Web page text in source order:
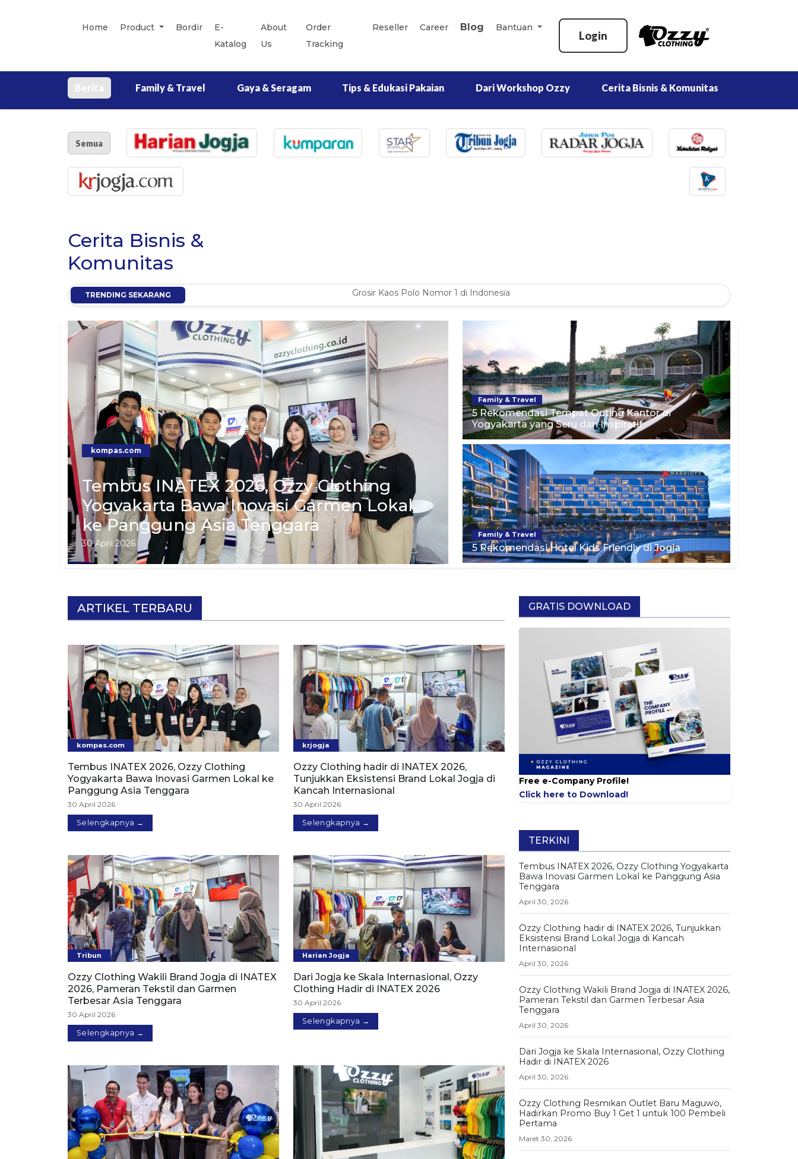
Home Product Bordir
E-
Katalog
About
Us
Order
Tracking
Reseller Career Blog Bantuan
Login
Berita Family & Travel Gaya & Seragam Tips & Edukasi Pakaian Dari Workshop Ozzy Cerita Bisnis & Komunitas
Semua
Cerita Bisnis &
Komunitas
TRENDING SEKARANG Grosir Kaos Polo Nomor 1 di Indonesia
kompas.com
Tembus INATEX 2026, Ozzy Clothing
Yogyakarta Bawa Inovasi Garmen Lokal
ke Panggung Asia Tenggara
30 April 2026
Family & Travel
5 Rekomendasi Tempat Outing Kantor di
Yogyakarta yang Seru dan Inspiratif
Family & Travel
5 Rekomendasi Hotel Kids Friendly di Jogja
ARTIKEL TERBARU
kompas.com
Tembus INATEX 2026, Ozzy Clothing
Yogyakarta Bawa Inovasi Garmen Lokal ke
Panggung Asia Tenggara
30 April 2026
Selengkapnya →
krjogja
Ozzy Clothing hadir di INATEX 2026,
Tunjukkan Eksistensi Brand Lokal Jogja di
Kancah Internasional
30 April 2026
Selengkapnya →
Tribun
Ozzy Clothing Wakili Brand Jogja di INATEX
2026, Pameran Tekstil dan Garmen
Terbesar Asia Tenggara
30 April 2026
Selengkapnya →
Harian Jogja
Dari Jogja ke Skala Internasional, Ozzy
Clothing Hadir di INATEX 2026
30 April 2026
Selengkapnya →
GRATIS DOWNLOAD
Free e-Company Profile!
Click here to Download!
TERKINI
Tembus INATEX 2026, Ozzy Clothing Yogyakarta
Bawa Inovasi Garmen Lokal ke Panggung Asia
Tenggara
April 30, 2026
Ozzy Clothing hadir di INATEX 2026, Tunjukkan
Eksistensi Brand Lokal Jogja di Kancah
Internasional
April 30, 2026
Ozzy Clothing Wakili Brand Jogja di INATEX 2026,
Pameran Tekstil dan Garmen Terbesar Asia
Tenggara
April 30, 2026
Dari Jogja ke Skala Internasional, Ozzy Clothing
Hadir di INATEX 2026
April 30, 2026
Ozzy Clothing Resmikan Outlet Baru Maguwo,
Hadirkan Promo Buy 1 Get 1 untuk 100 Pembeli
Pertama
Maret 30, 2026